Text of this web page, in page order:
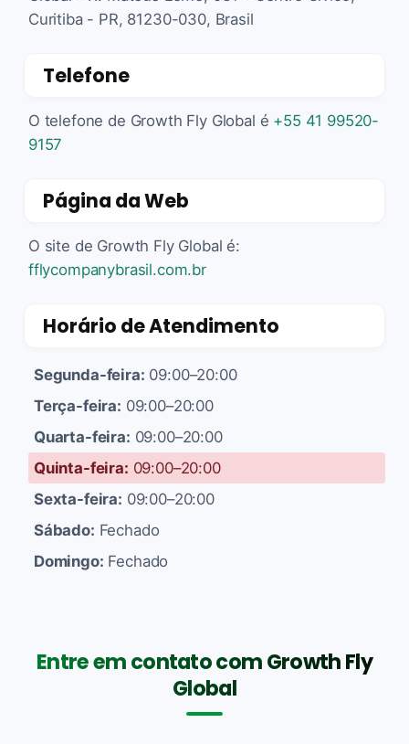
Curitiba - PR, 81230-030, Brasil
Telefone
O telefone de Growth Fly Global é +55 41 99520-
9157
Página da Web
O site de Growth Fly Global é:
fflycompanybrasil.com.br
Horário de Atendimento
Segunda-feira: 09:00–20:00
Terça-feira: 09:00–20:00
Quarta-feira: 09:00–20:00
Quinta-feira: 09:00–20:00
Sexta-feira: 09:00–20:00
Sábado: Fechado
Domingo: Fechado
Entre em contato com Growth Fly
Global